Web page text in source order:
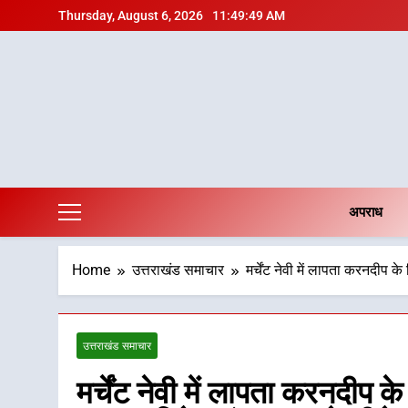
to
Thursday, August 6, 2026 11:49:50 AM
अपराध
Home उत्तराखंड समाचार मर्चेंट नेवी में लापता करनदीप
उत्तराखंड समाचार
मर्चेंट नेवी में लापता करनदीप